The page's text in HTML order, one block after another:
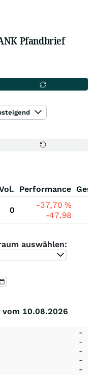
Pfandbrief
Performance
0
-37,70%
-47,98
auswählen:
10.08.2026
-
-
-
-
-